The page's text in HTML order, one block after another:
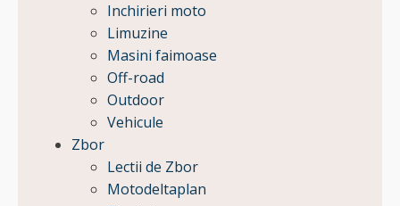
Inchirieri moto
Limuzine
Masini faimoase
Off-road
Outdoor
Vehicule
Zbor
Lectii de Zbor
Motodeltaplan